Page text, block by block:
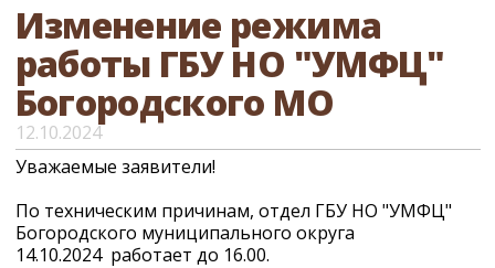
Изменение режима
работы ГБУ НО "УМФЦ"
Богородского МО
12.10.2024
Уважаемые заявители!
По техническим причинам, отдел ГБУ НО "УМФЦ"
Богородского муниципального округа
14.10.2024 работает до 16.00.